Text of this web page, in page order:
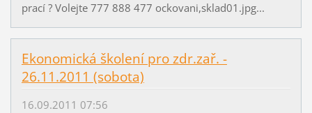
prací ? Volejte 777 888 477 ockovani,sklad01.jpg...
Ekonomická školení pro zdr.zař. -
26.11.2011 (sobota)
16.09.2011 07:56